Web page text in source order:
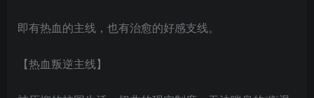
即有热血的主线，也有治愈的好感支线。
【热血叛逆主线】